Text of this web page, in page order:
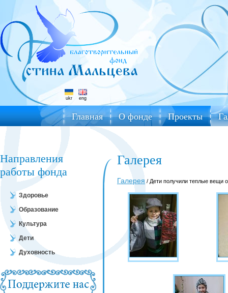
ukr eng
Главная О фонде Проекты
Направления
работы фонда
Здоровье
Образование
Культура
Дети
Духовность
Галерея
Галерея / Дети получили теплые вещи